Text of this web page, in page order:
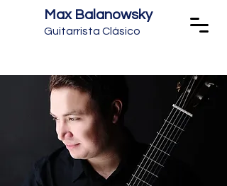
Max Balanowsky
Guitarrista Clásico